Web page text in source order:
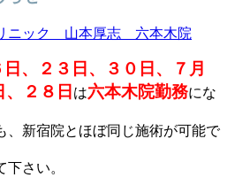
日、２３日、３０日、７月
、２８日 は六本木院勤務にな
、新宿院とほぼ同じ施術が可能で
さい。